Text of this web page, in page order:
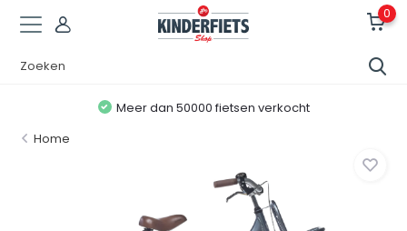
0
Meer dan 50000 fietsen verkocht
Home